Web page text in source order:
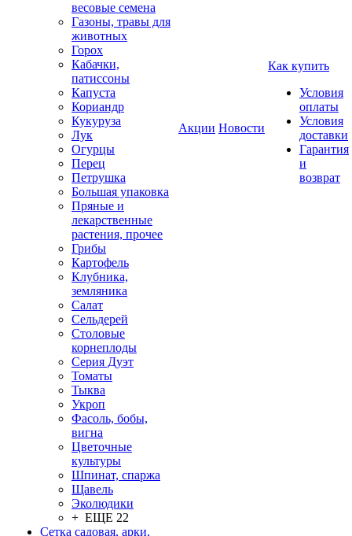
весовые семена
Газоны, травы для
животных
Горох
Кабачки,
патиссоны
Капуста
Кориандр
Кукуруза
Лук
Огурцы
Перец
Петрушка
Большая упаковка
Пряные и
лекарственные
растения, прочее
Грибы
Картофель
Клубника,
земляника
Салат
Сельдерей
Столовые
корнеплоды
Серия Дуэт
Томаты
Тыква
Укроп
Фасоль, бобы,
вигна
Цветочные
культуры
Шпинат, спаржа
Щавель
Эколюдики
+ ЕЩЕ 22
Сетка садовая, арки,
Акции Новости
Как купить
Условия
оплаты
Условия
доставки
Гарантия
и
возврат